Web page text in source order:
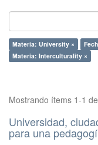
Materia: University ×
Materia: Interculturality ×
Mostrando ítems 1-1
Universidad,
para una